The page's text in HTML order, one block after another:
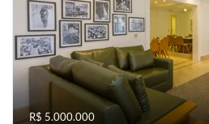
R$ 5.000.000